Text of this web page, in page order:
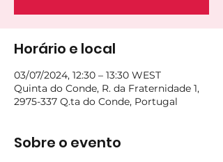
Horário e local
03/07/2024, 12:30 – 13:30 WEST
Quinta do Conde, R. da Fraternidade 1,
2975-337 Q.ta do Conde, Portugal
Sobre o evento